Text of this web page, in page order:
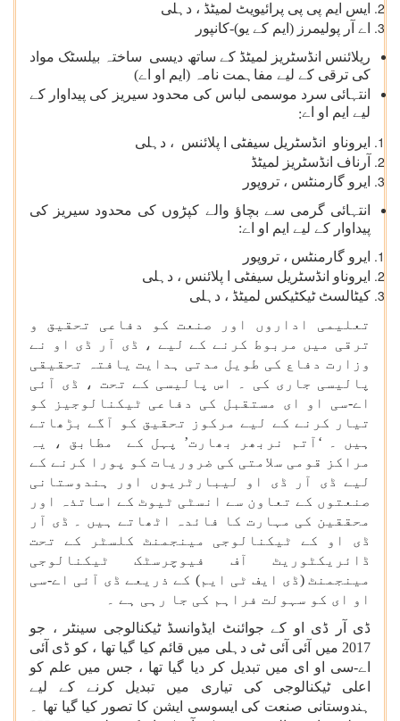
ایس ایم پی پی پرائیویٹ لمیٹڈ ، دہلی
اے آر پولیمرز (ایم کے یو)-کانپور
ریلائنس انڈسٹریز لمیٹڈ کے ساتھ دیسی ساختہ بیلسٹک مواد
کی ترقی کے لیے مفاہمت نامہ (ایم او اے)
انتہائی سرد موسمی لباس کی محدود سیریز کی پیداوار کے
لیے ایم او اے:
ایروناو انڈسٹریل سیفٹی ا پلائنس ، دہلی
آرناف انڈسٹریز لمیٹڈ
ایرو گارمنٹس ، تروپور
انتہائی گرمی سے بچاؤ والے کپڑوں کی محدود سیریز کی
پیداوار کے لیے ایم او اے:
ایرو گارمنٹس ، تروپور
ایروناو انڈسٹریل سیفٹی ا پلائنس ، دہلی
کیٹالسٹ ٹیکٹیکس لمیٹڈ ، دہلی
تعلیمی اداروں اور صنعت کو دفاعی تحقیق و
ترقی میں مربوط کرنے کے لیے ، ڈی آر ڈی او نے
وزارت دفاع کی طویل مدتی ہدایت یافتہ تحقیقی
پالیسی جاری کی ۔ اس پالیسی کے تحت ، ڈی آئی
اے-سی او ای مستقبل کی دفاعی ٹیکنالوجیز کو
تیار کرنے کے لیے مرکوز تحقیق کو آگے بڑھاتے
ہیں ۔ ‘آتم نربھر بھارت’ پہل کے مطابق ، یہ
مراکز قومی سلامتی کی ضروریات کو پورا کرنے کے
لیے ڈی آر ڈی او لیبارٹریوں اور ہندوستانی
صنعتوں کے تعاون سے انسٹی ٹیوٹ کے اساتذہ اور
محققین کی مہارت کا فائدہ اٹھاتے ہیں ۔ ڈی آر
ڈی او کے ٹیکنالوجی مینجمنٹ کلسٹر کے تحت
ڈائریکٹوریٹ آف فیوچرسٹک ٹیکنالوجی
مینجمنٹ (ڈی ایف ٹی ایم) کے ذریعے ڈی آئی اے-سی
او ای کو سہولت فراہم کی جا رہی ہے ۔
ڈی آر ڈی او کے جوائنٹ ایڈوانسڈ ٹیکنالوجی سینٹر ، جو
2017 میں آئی آئی ٹی دہلی میں قائم کیا گیا تھا ، کو ڈی آئی
اے-سی او ای میں تبدیل کر دیا گیا تھا ، جس میں علم کو
اعلی ٹیکنالوجی کی تیاری میں تبدیل کرنے کے لیے
ہندوستانی صنعت کی ایسوسی ایشن کا تصور کیا گیا تھا ۔